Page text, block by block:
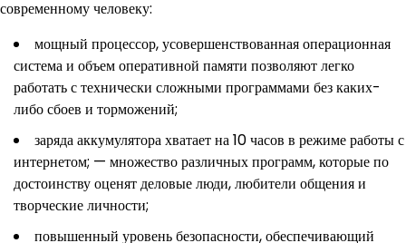
современному человеку:
мощный процессор, усовершенствованная операционная
система и объем оперативной памяти позволяют легко
работать с технически сложными программами без каких-
либо сбоев и торможений;
заряда аккумулятора хватает на 10 часов в режиме работы с
интернетом; — множество различных программ, которые по
достоинству оценят деловые люди, любители общения и
творческие личности;
повышенный уровень безопасности, обеспечивающий